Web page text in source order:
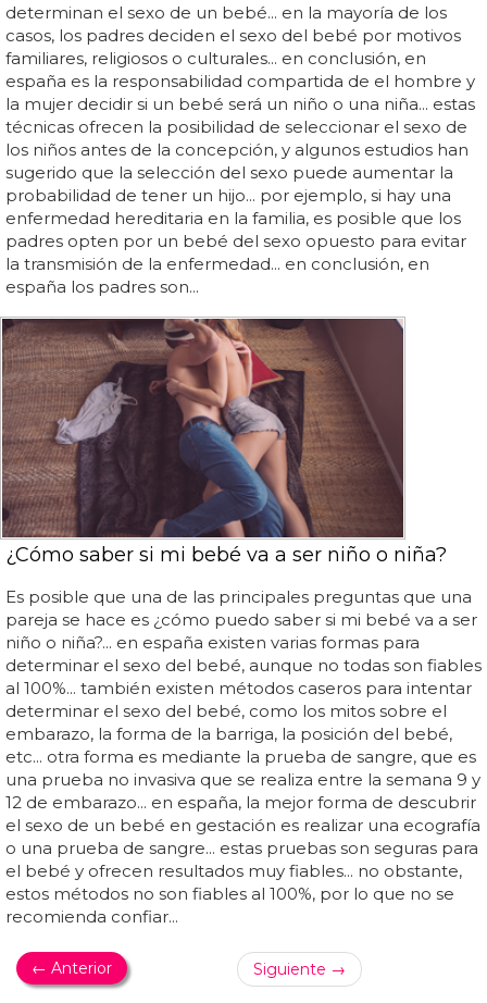
determinan el sexo de un bebé... en la mayoría de los
casos, los padres deciden el sexo del bebé por motivos
familiares, religiosos o culturales... en conclusión, en
españa es la responsabilidad compartida de el hombre y
la mujer decidir si un bebé será un niño o una niña... estas
técnicas ofrecen la posibilidad de seleccionar el sexo de
los niños antes de la concepción, y algunos estudios han
sugerido que la selección del sexo puede aumentar la
probabilidad de tener un hijo... por ejemplo, si hay una
enfermedad hereditaria en la familia, es posible que los
padres opten por un bebé del sexo opuesto para evitar
la transmisión de la enfermedad... en conclusión, en
españa los padres son...
¿Cómo saber si mi bebé va a ser niño o niña?
Es posible que una de las principales preguntas que una
pareja se hace es ¿cómo puedo saber si mi bebé va a ser
niño o niña?... en españa existen varias formas para
determinar el sexo del bebé, aunque no todas son fiables
al 100%... también existen métodos caseros para intentar
determinar el sexo del bebé, como los mitos sobre el
embarazo, la forma de la barriga, la posición del bebé,
etc... otra forma es mediante la prueba de sangre, que es
una prueba no invasiva que se realiza entre la semana 9 y
12 de embarazo... en españa, la mejor forma de descubrir
el sexo de un bebé en gestación es realizar una ecografía
o una prueba de sangre... estas pruebas son seguras para
el bebé y ofrecen resultados muy fiables... no obstante,
estos métodos no son fiables al 100%, por lo que no se
recomienda confiar...
← Anterior Siguiente →